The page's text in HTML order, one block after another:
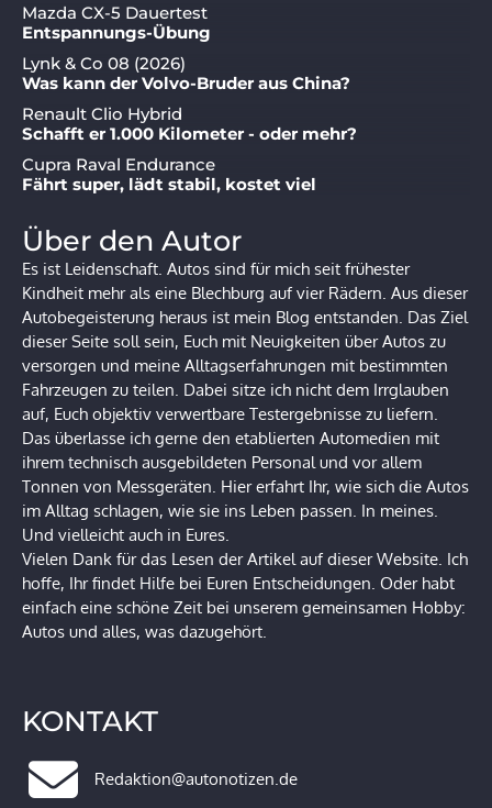
Mazda CX-5 Dauertest
Entspannungs-Übung
Lynk & Co 08 (2026)
Was kann der Volvo-Bruder aus China?
Renault Clio Hybrid
Schafft er 1.000 Kilometer - oder mehr?
Cupra Raval Endurance
Fährt super, lädt stabil, kostet viel
Über den Autor
Es ist Leidenschaft. Autos sind für mich seit frühester
Kindheit mehr als eine Blechburg auf vier Rädern. Aus dieser
Autobegeisterung heraus ist mein Blog entstanden. Das Ziel
dieser Seite soll sein, Euch mit Neuigkeiten über Autos zu
versorgen und meine Alltagserfahrungen mit bestimmten
Fahrzeugen zu teilen. Dabei sitze ich nicht dem Irrglauben
auf, Euch objektiv verwertbare Testergebnisse zu liefern.
Das überlasse ich gerne den etablierten Automedien mit
ihrem technisch ausgebildeten Personal und vor allem
Tonnen von Messgeräten. Hier erfahrt Ihr, wie sich die Autos
im Alltag schlagen, wie sie ins Leben passen. In meines.
Und vielleicht auch in Eures.
Vielen Dank für das Lesen der Artikel auf dieser Website. Ich
hoffe, Ihr findet Hilfe bei Euren Entscheidungen. Oder habt
einfach eine schöne Zeit bei unserem gemeinsamen Hobby:
Autos und alles, was dazugehört.
KONTAKT
Redaktion@autonotizen.de